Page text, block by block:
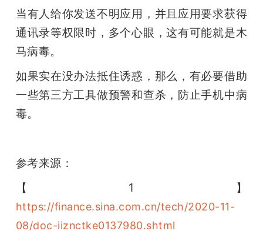
当有人给你发送不明应用，并且应用要求获得
通讯录等权限时，多个心眼，这有可能就是木
马病毒。
如果实在没办法抵住诱惑，那么，有必要借助
一些第三方工具做预警和查杀，防止手机中病
毒。
参考来源：
【1】
https://finance.sina.com.cn/tech/2020-11-
08/doc-iiznctke0137980.shtml